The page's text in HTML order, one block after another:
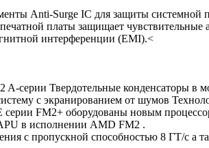
Anti-Surge IС для защиты системной
платы защищает чувствительные
интерференции (EMI).<
серии Твердотельные конденсаторы
с экранированием от шумов
FM2+ оборудованы новым
в исполнении AMD FM2 .
с пропускной способностью 8 ГТ/с а